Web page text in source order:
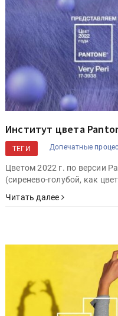
Институт цвета
ТЕГИ Допечатные
Цветом 2022 г. по версии
(сиренево-голубой, как
Читать далее